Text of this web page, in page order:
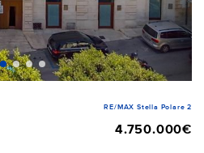
RE/MAX Stella Polare 2
4.750.000€